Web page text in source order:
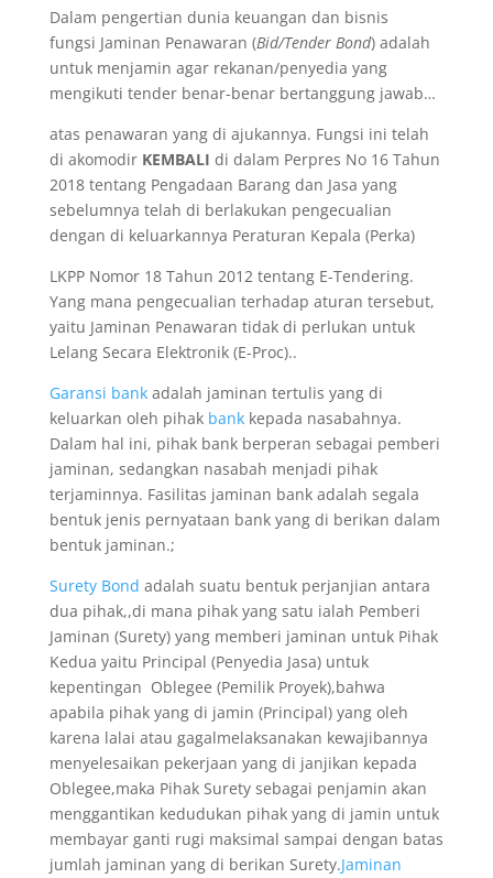
Dalam pengertian dunia keuangan dan bisnis
fungsi Jaminan Penawaran (Bid/Tender Bond) adalah
untuk menjamin agar rekanan/penyedia yang
mengikuti tender benar-benar bertanggung jawab…
atas penawaran yang di ajukannya. Fungsi ini telah
di akomodir KEMBALI di dalam Perpres No 16 Tahun
2018 tentang Pengadaan Barang dan Jasa yang
sebelumnya telah di berlakukan pengecualian
dengan di keluarkannya Peraturan Kepala (Perka)
LKPP Nomor 18 Tahun 2012 tentang E-Tendering.
Yang mana pengecualian terhadap aturan tersebut,
yaitu Jaminan Penawaran tidak di perlukan untuk
Lelang Secara Elektronik (E-Proc)..
Garansi bankadalah jaminan tertulis yang di
keluarkan oleh pihak bankkepada nasabahnya.
Dalam hal ini, pihak bank berperan sebagai pemberi
jaminan, sedangkan nasabah menjadi pihak
terjaminnya. Fasilitas jaminan bank adalah segala
bentuk jenis pernyataan bank yang di berikan dalam
bentuk jaminan.;
Surety Bond adalah suatu bentuk perjanjian antara
dua pihak,,di mana pihak yang satu ialah Pemberi
Jaminan (Surety) yang memberi jaminan untuk Pihak
Kedua yaitu Principal (Penyedia Jasa) untuk
kepentingan Oblegee (Pemilik Proyek),bahwa
apabila pihak yang di jamin (Principal) yang oleh
karena lalai atau gagalmelaksanakan kewajibannya
menyelesaikan pekerjaan yang di janjikan kepada
Oblegee,maka Pihak Surety sebagai penjamin akan
menggantikan kedudukan pihak yang di jamin untuk
membayar ganti rugi maksimal sampai dengan batas
jumlah jaminan yang di berikan Surety.Jaminan